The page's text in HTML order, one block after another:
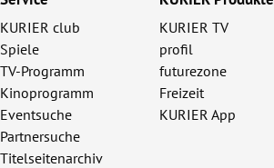
KURIER club
Spiele
TV-Programm
Kinoprogramm
Eventsuche
Partnersuche
Titelseitenarchiv
KURIER TV
profil
futurezone
Freizeit
KURIER App